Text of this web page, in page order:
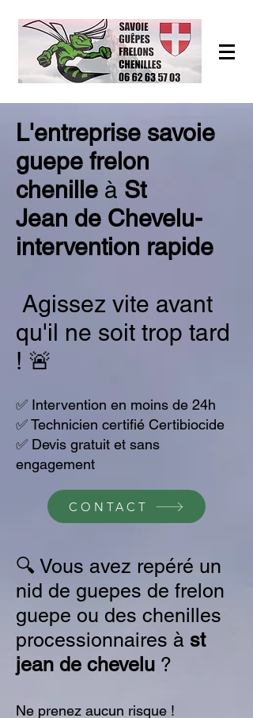
L'entreprise savoie
guepe frelon
chenille à St
Jean de Chevelu-
intervention rapide
Agissez vite avant
qu'il ne soit trop tard
! 🚨
​✅ Intervention en moins de 24h
✅ Technicien certifié Certibiocide
✅ Devis gratuit et sans
engagement
🔍 Vous avez repéré un
nid de guepes de frelon
guepe ou des chenilles
processionnaires à st
jean de chevelu ?
Ne prenez aucun risque !
CONTACT